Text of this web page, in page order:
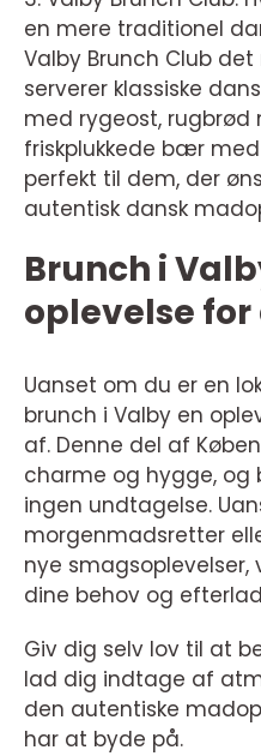
en mere traditionel
Valby Brunch Club
serverer klassiske
med rygeost,
friskplukkede bær
perfekt til dem, der
autentisk dansk
Brunch i
oplevelse
Uanset om du er en
brunch i Valby en
af. Denne del af
charme og hygge, og
ingen undtagelse.
morgenmadsretter
nye
dine behov og
Giv dig selv lov til at
lad dig indtage af
den autentiske
har at byde på.